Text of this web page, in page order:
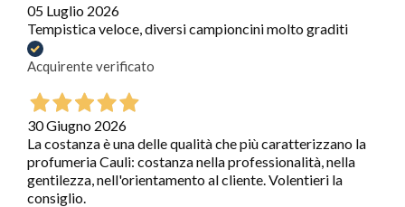
05 Luglio 2026
Tempistica veloce, diversi campioncini molto graditi
Acquirente verificato
30 Giugno 2026
La costanza è una delle qualità che più caratterizzano la
profumeria Cauli: costanza nella professionalità, nella
gentilezza, nell'orientamento al cliente. Volentieri la
consiglio.